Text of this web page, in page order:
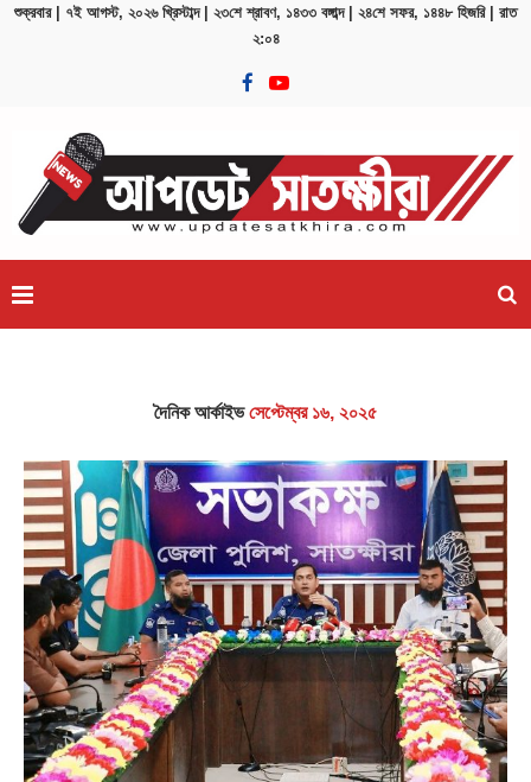
শুক্রবার | ৭ই আগস্ট, ২০২৬ খ্রিস্টাব্দ | ২৩শে শ্রাবণ, ১৪৩৩ বঙ্গাব্দ | ২৪শে সফর, ১৪৪৮ হিজরি | রাত
২:০৪
দৈনিক আর্কাইভসেপ্টেম্বর ১৬, ২০২৫